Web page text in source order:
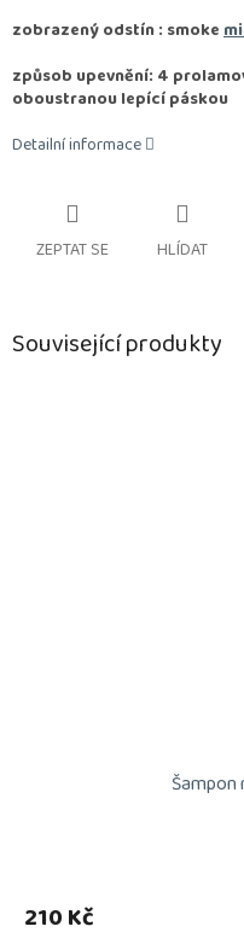
zobrazený odstín : smoke
způsob upevnění: 4
oboustranou lepící páskou
Detailní informace
ZEPTAT SE HLÍDAT
Související produkty
Šampon
210 Kč